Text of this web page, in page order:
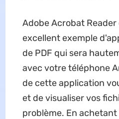
Adobe Acrobat
excellent exemple
de PDF qui sera
avec votre téléphone
de cette application
et de visualiser vos
problème. En